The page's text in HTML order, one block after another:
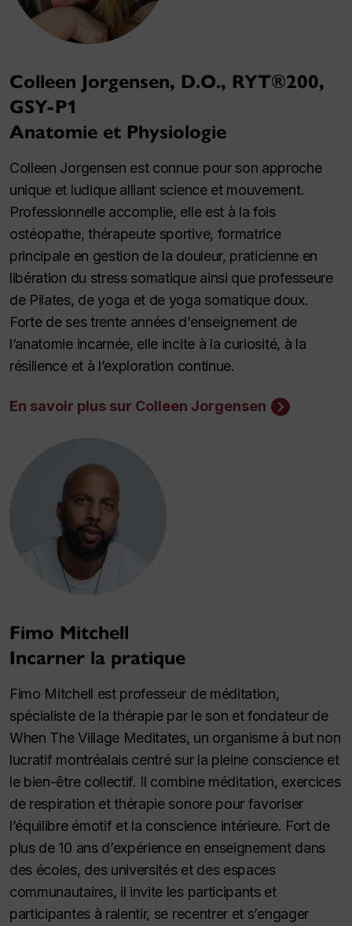
Colleen Jorgensen, D.O., RYT®200,
GSY-P1
Anatomie et Physiologie
Colleen Jorgensen est connue pour son approche
unique et ludique alliant science et mouvement.
Professionnelle accomplie, elle est à la fois
ostéopathe, thérapeute sportive, formatrice
principale en gestion de la douleur, praticienne en
libération du stress somatique ainsi que professeure
de Pilates, de yoga et de yoga somatique doux.
Forte de ses trente années d’enseignement de
l’anatomie incarnée, elle incite à la curiosité, à la
résilience et à l’exploration continue.
En savoir plus sur Colleen Jorgensen
Fimo Mitchell
Incarner la pratique
Fimo Mitchell est professeur de méditation,
spécialiste de la thérapie par le son et fondateur de
When The Village Meditates, un organisme à but non
lucratif montréalais centré sur la pleine conscience et
le bien-être collectif. Il combine méditation, exercices
de respiration et thérapie sonore pour favoriser
l’équilibre émotif et la conscience intérieure. Fort de
plus de 10 ans d’expérience en enseignement dans
des écoles, des universités et des espaces
communautaires, il invite les participants et
participantes à ralentir, se recentrer et s’engager